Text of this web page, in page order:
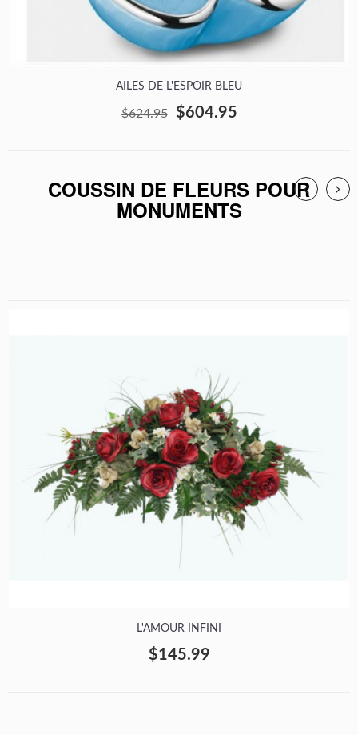
AILES DE L'ESPOIR BLEU
$624.95 $604.95
COUSSIN DE FLEURS POUR
MONUMENTS
L'AMOUR INFINI
$145.99